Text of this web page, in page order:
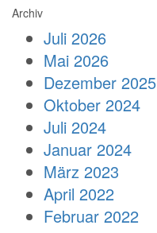
Archiv
Juli 2026
Mai 2026
Dezember 2025
Oktober 2024
Juli 2024
Januar 2024
März 2023
April 2022
Februar 2022